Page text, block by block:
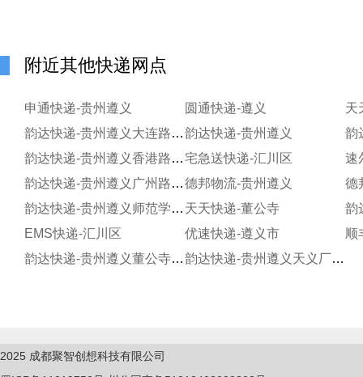
附近其他快递网点
申通快递-贵州遵义 圆通快递-遵义
天
韵达快递-贵州遵义大连路分部韵达快递-贵州遵义
韵
韵达快递-贵州遵义香港路分部宅急送快递-汇川区
速
韵达快递-贵州遵义广州路分部德邦物流-贵州遵义
德
韵达快递-贵州遵义师范学院寄存点 天天快递-董公寺
EMS快递-汇川区
优速快递-遵义市
顺
韵达快递-贵州遵义董公寺营业分部
韵达快递-贵州遵义天义厂分部
2025 成都聚智创想科技有限公司